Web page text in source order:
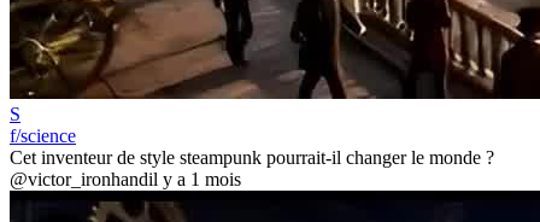
S
f/science
Cet inventeur de style steampunk pourrait-il changer le monde ?
@victor_ironhandil y a 1 mois